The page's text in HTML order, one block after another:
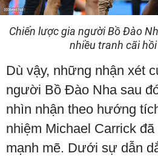
Chiến lược gia người Bồ Đào
nhiều tranh cãi
Dù vậy, những nhận xét
người Bồ Đào Nha sau
nhìn nhận theo hướng
nhiệm Michael Carrick
mạnh mẽ. Dưới sự dẫn